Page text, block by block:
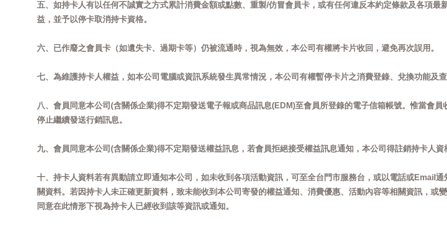
五、如持卡人有以任何不誠實之方式累計消費金額或點數、重製/仿冒會員卡，或有任何違反本約定條款及各項
益，並予以停卡取消持卡資格。
六、已作廢之會員卡（如遺失卡、過期卡等）仍被流通時，視為無效，本公司有權將卡片收回，避免再次誤用。
七、為維護持卡人權益，如本公司電腦或資訊系統發生異常情況，本公司有權暫停卡片之消費登錄、兌換功能及
八、會員同意本公司(含關係企業)得不定期發送電子報或商品訊息(EDM)至會員所登錄的電子信箱帳號。惟當會
停止繼續發送行銷訊息。
九、會員同意本公司(含關係企業)得不定期發送權益訊息，若會員拒絕接受權益訊息通知，本公司得註銷持卡人資
十、持卡人資料若有異動請立即通知本公司，如未收到各項活動資訊，可至全台門市服務台，或以電話或Email
關資料。若因持卡人未正確更新資料，致未能收到本公司寄發的權益通知、消費優惠、活動內容等相關資訊，或
同意在此情形下視為持卡人已經收到該等資訊或通知。